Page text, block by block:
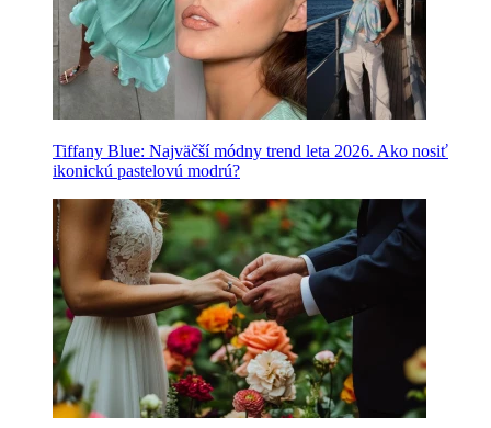
Tiffany Blue: Najväčší módny trend leta 2026. Ako nosiť
ikonickú pastelovú modrú?